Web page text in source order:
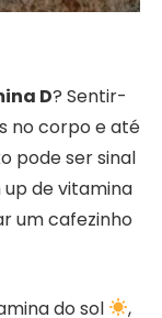
D? Sentir-
no corpo e até
pode ser sinal
de vitamina
um cafezinho
do sol
,